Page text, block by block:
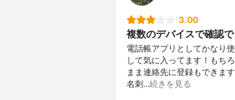
3.00
複数のデバイスで確認で
電話帳アプリとしてかなり
して気に入ってます！もち
まま連絡先に登録もできま
名刺…続きを見る